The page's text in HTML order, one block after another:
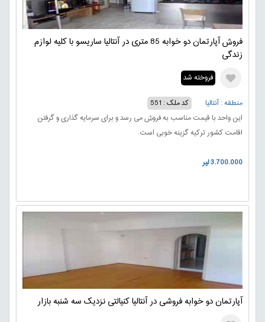
فروش آپارتمان دو خوابه 85 متری در آنتالیا ساریسو با کلیه لوازم
زندگی
فروخته شد
منطقه : آنتالیا
کد ملک : 551
این واحد با قیمت مناسب به فروش می رسد و برای سرمایه گذاری و گرفتن
اقامت کشور ترکیه گزینه خوبی است.
3.700.000 لیر
آپارتمان دو خوابه فروشی در آنتالیا کنیالتی نزدیک سه شنبه بازار